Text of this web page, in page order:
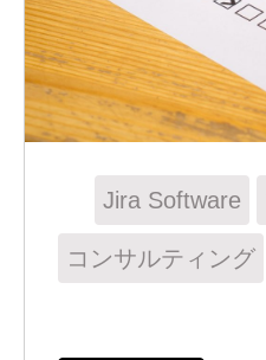
Jira Software
コンサルティング